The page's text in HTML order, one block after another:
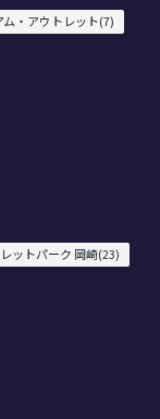
・アウトレット(7)
ットパーク 岡崎(23)